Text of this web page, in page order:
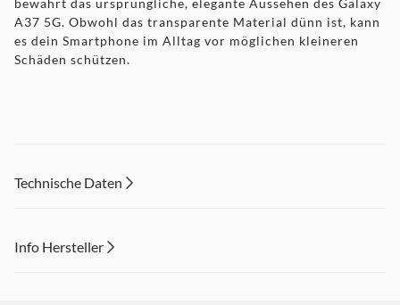
bewahrt das ursprüngliche, elegante Aussehen des Galaxy
A37 5G. Obwohl das transparente Material dünn ist, kann
es dein Smartphone im Alltag vor möglichen kleineren
Schäden schützen.
beeinträchtigen. Dies ermöglicht weiterhin eine schnelle
gute Sichtbarkeit und Berührungsempfindlichkeit.
Technische Daten
Info Hersteller